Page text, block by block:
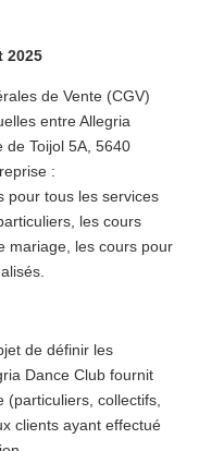
2025
de Vente (CGV)
entre Allegria
de Toijol 5A, 5640
:
pour tous les services
les cours
mariage, les cours pour
de définir les
Dance Club fournit
collectifs,
clients ayant effectué